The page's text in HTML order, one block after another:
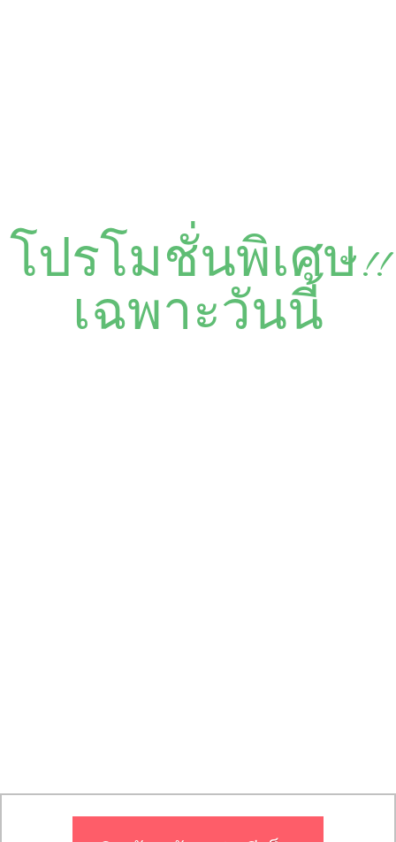
โปรโมชั่นพิเศษ!!
เฉพาะวันนี้